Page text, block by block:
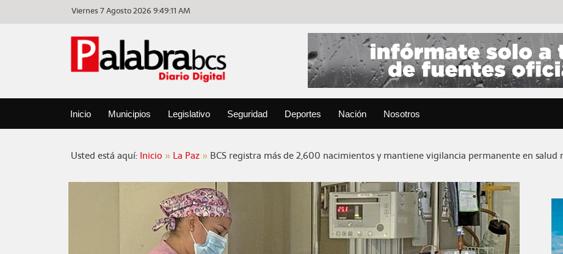
Viernes 7 Agosto 20269:49:11 AM
Inicio Municipios Legislativo Seguridad Deportes Nación Nosotros
Usted está aquí: Inicio La Paz BCS registra más de 2,600 nacimientos y mantiene vigilancia permanente en salud